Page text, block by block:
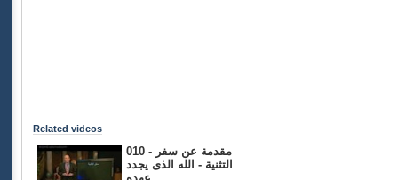
Related videos
010 - مقدمة عن سفر
التثنية - الله الذى يجدد